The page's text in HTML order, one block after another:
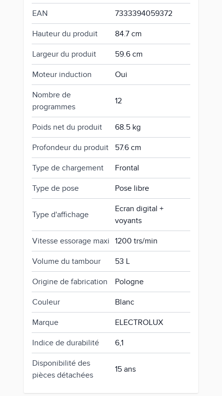
EAN 7333394059372
Hauteur du produit 84.7 cm
Largeur du produit 59.6 cm
Moteur induction Oui
Nombre de
programmes
12
Poids net du produit 68.5 kg
Profondeur du produit 57.6 cm
Type de chargement Frontal
Type de pose Pose libre
Type d'affichage
Ecran digital +
voyants
Vitesse essorage maxi 1200 trs/min
Volume du tambour 53 L
Origine de fabrication Pologne
Couleur Blanc
Marque ELECTROLUX
Indice de durabilité 6,1
Disponibilité des
pièces détachées
15 ans